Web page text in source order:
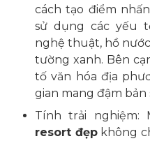
cách tạo điểm
sử dụng các yếu
nghệ thuật, hồ
tường xanh. Bên
tố văn hóa địa
gian mang đậm bản
Tính trải nghiệm:
resort đẹpkhông